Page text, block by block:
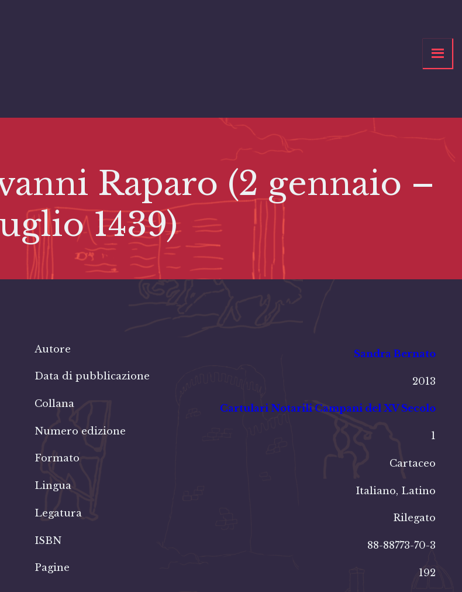
Raparo (2 gennaio –
1439)
Autore
Sandra Bernato
Data di pubblicazione
2013
Collana
Cartulari Notarili Campani del XV Secolo
Numero edizione
1
Formato
Cartaceo
Lingua
Italiano, Latino
Legatura
Rilegato
ISBN
88-88773-70-3
Pagine
192